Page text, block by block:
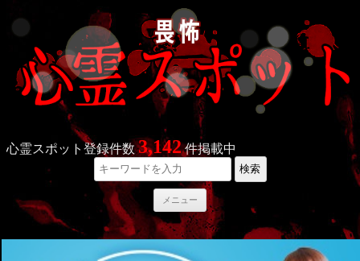
心霊スポット登録件数3,142件掲載中
検索
メニュー
コ
ン
テ
ン